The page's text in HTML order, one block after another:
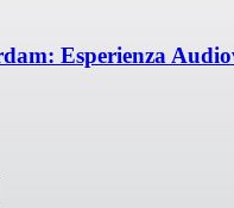
Esperienza